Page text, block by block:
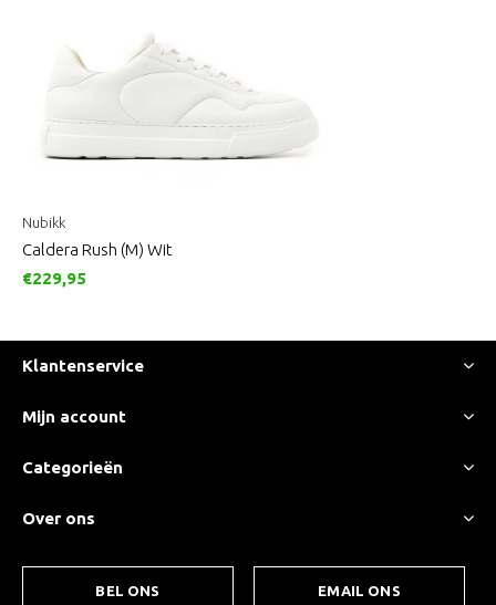
Nubikk
Caldera Rush (M) Wit
€229,95
Klantenservice
Mijn account
Categorieën
Over ons
BEL ONS EMAIL ONS